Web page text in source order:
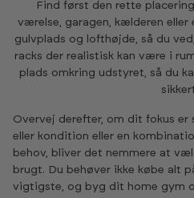
Find først den rette
værelse, garagen, kælderen eller
gulvplads og lofthøjde, så du
racks der realistisk kan være i
plads omkring udstyret, så du
Overvej derefter, om dit fokus
eller kondition eller en
behov, bliver det nemmere at
brugt. Du behøver ikke købe alt
vigtigste, og byg dit home gym